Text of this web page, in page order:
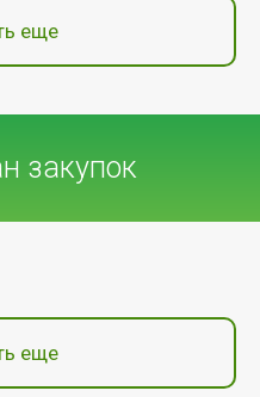
еще
закупок
еще